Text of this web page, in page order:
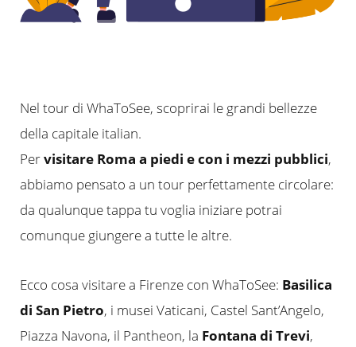
Nel tour di WhaToSee, scoprirai le grandi bellezze
della capitale italian.
Pervisitare Roma a piedi e con i mezzi pubblici,
abbiamo pensato a un tour perfettamente circolare:
da qualunque tappa tu voglia iniziare potrai
comunque giungere a tutte le altre.
Ecco cosa visitare a Firenze con WhaToSee: Basilica
di San Pietro, i musei Vaticani, Castel Sant’Angelo,
Piazza Navona, il Pantheon, la Fontana di Trevi,